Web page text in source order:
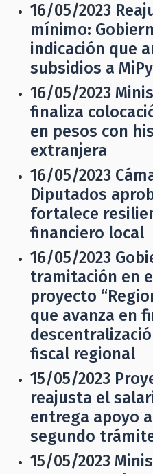
16/05/2023
mínimo:
indicación que
subsidios a
16/05/2023
finaliza
en pesos con
extranjera
16/05/2023
Diputados
fortalece
financiero local
16/05/2023
tramitación en
proyecto
que avanza en
fiscal regional
15/05/2023
reajusta el
entrega apoyo
segundo
15/05/2023